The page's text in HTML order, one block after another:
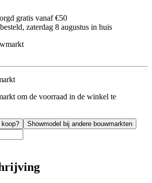
gratis vanaf €50
zaterdag 8 augustus in huis
om de voorraad in de winkel te
koop? Showmodel bij andere bouwmarkten